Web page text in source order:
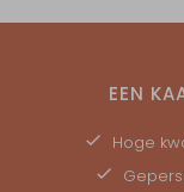
EEN
Hoge